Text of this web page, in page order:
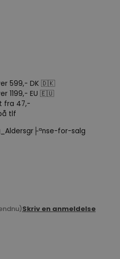
599,- DK 🇩🇰
1199,- EU 🇪🇺
fra 47,-
tlf
Skriv en anmeldelse